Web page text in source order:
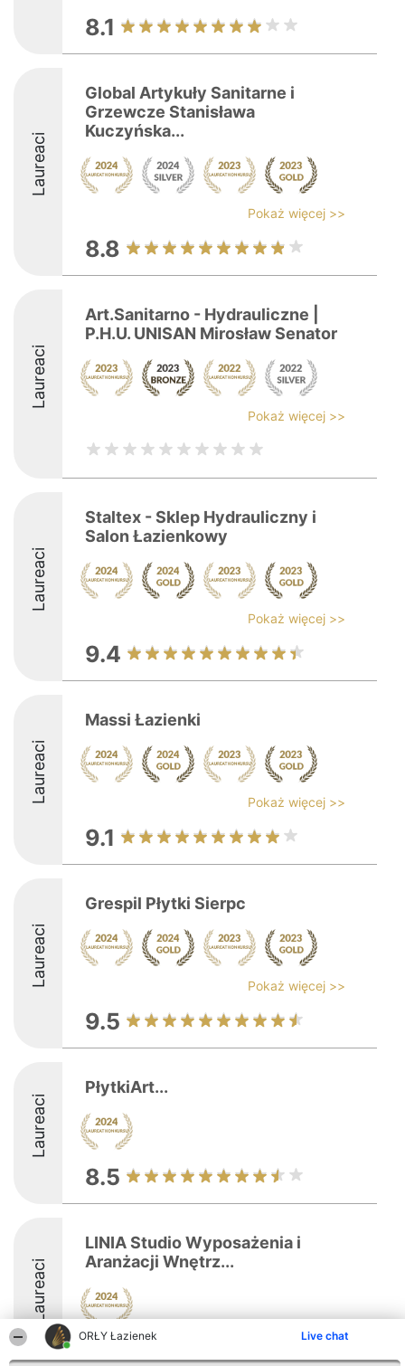
ORŁY Łazienek Live chat
8.1
Laureaci
Global Artykuły Sanitarne i
Grzewcze Stanisława
Kuczyńska...
Pokaż więcej >>
8.8
Laureaci
Art.Sanitarno - Hydrauliczne |
P.H.U. UNISAN Mirosław Senator
Pokaż więcej >>
Laureaci
Staltex - Sklep Hydrauliczny i
Salon Łazienkowy
Pokaż więcej >>
9.4
Laureaci
Massi Łazienki
Pokaż więcej >>
9.1
Laureaci
Grespil Płytki Sierpc
Pokaż więcej >>
9.5
Laureaci
PłytkiArt...
8.5
Laureaci
LINIA Studio Wyposażenia i
Aranżacji Wnętrz...